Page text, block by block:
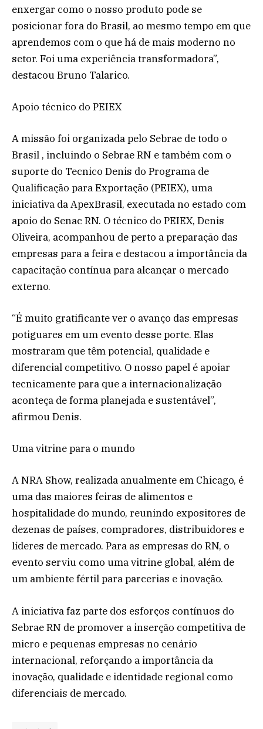
enxergar como o nosso produto pode se
posicionar fora do Brasil, ao mesmo tempo em que
aprendemos com o que há de mais moderno no
setor. Foi uma experiência transformadora”,
destacou Bruno Talarico.
Apoio técnico do PEIEX
A missão foi organizada pelo Sebrae de todo o
Brasil , incluindo o Sebrae RN e também com o
suporte do Tecnico Denis do Programa de
Qualificação para Exportação (PEIEX), uma
iniciativa da ApexBrasil, executada no estado com
apoio do Senac RN. O técnico do PEIEX, Denis
Oliveira, acompanhou de perto a preparação das
empresas para a feira e destacou a importância da
capacitação contínua para alcançar o mercado
externo.
“É muito gratificante ver o avanço das empresas
potiguares em um evento desse porte. Elas
mostraram que têm potencial, qualidade e
diferencial competitivo. O nosso papel é apoiar
tecnicamente para que a internacionalização
aconteça de forma planejada e sustentável”,
afirmou Denis.
Uma vitrine para o mundo
A NRA Show, realizada anualmente em Chicago, é
uma das maiores feiras de alimentos e
hospitalidade do mundo, reunindo expositores de
dezenas de países, compradores, distribuidores e
líderes de mercado. Para as empresas do RN, o
evento serviu como uma vitrine global, além de
um ambiente fértil para parcerias e inovação.
A iniciativa faz parte dos esforços contínuos do
Sebrae RN de promover a inserção competitiva de
micro e pequenas empresas no cenário
internacional, reforçando a importância da
inovação, qualidade e identidade regional como
diferenciais de mercado.